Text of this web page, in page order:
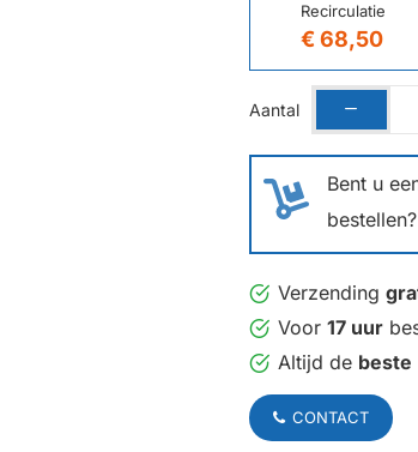
Recirculatie
€ 68,50
Bent u
bestellen?
Aantal
Verzending
Voor 17 uur
Altijd de beste
CONTACT